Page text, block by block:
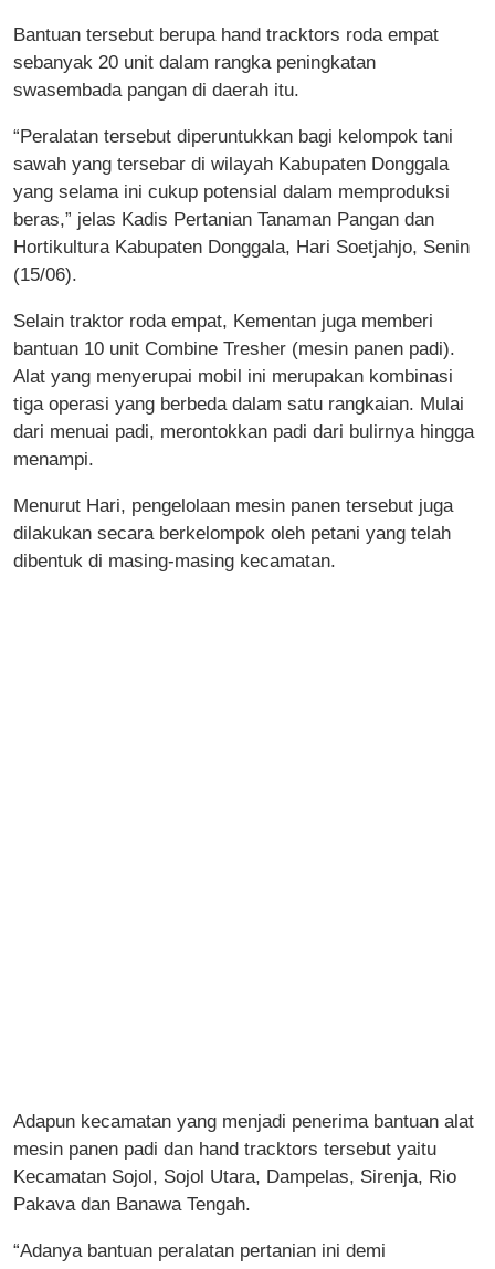
Bantuan tersebut berupa hand tracktors roda empat
sebanyak 20 unit dalam rangka peningkatan
swasembada pangan di daerah itu.
“Peralatan tersebut diperuntukkan bagi kelompok tani
sawah yang tersebar di wilayah Kabupaten Donggala
yang selama ini cukup potensial dalam memproduksi
beras,” jelas Kadis Pertanian Tanaman Pangan dan
Hortikultura Kabupaten Donggala, Hari Soetjahjo, Senin
(15/06).
Selain traktor roda empat, Kementan juga memberi
bantuan 10 unit Combine Tresher (mesin panen padi).
Alat yang menyerupai mobil ini merupakan kombinasi
tiga operasi yang berbeda dalam satu rangkaian. Mulai
dari menuai padi, merontokkan padi dari bulirnya hingga
menampi.
Menurut Hari, pengelolaan mesin panen tersebut juga
dilakukan secara berkelompok oleh petani yang telah
dibentuk di masing-masing kecamatan.
Adapun kecamatan yang menjadi penerima bantuan alat
mesin panen padi dan hand tracktors tersebut yaitu
Kecamatan Sojol, Sojol Utara, Dampelas, Sirenja, Rio
Pakava dan Banawa Tengah.
“Adanya bantuan peralatan pertanian ini demi